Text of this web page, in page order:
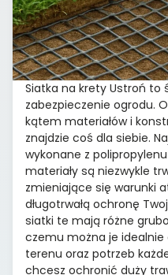
Siatka na krety Ustroń to
zabezpieczenie ogrodu.
kątem materiałów i
znajdzie coś dla siebie.
wykonane z
materiały są niezwykle
zmieniające się warunki
długotrwałą ochronę
siatki te mają różne
czemu można je
terenu oraz potrzeb
chcesz ochronić duży